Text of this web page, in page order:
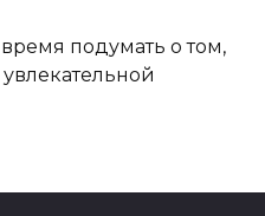
подумать о том,